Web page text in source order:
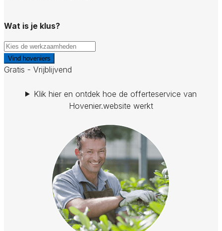
Wat is je klus?
Vind hoveniers
Gratis - Vrijblijvend
Klik hier en ontdek hoe de offerteservice van
Hovenier.website werkt